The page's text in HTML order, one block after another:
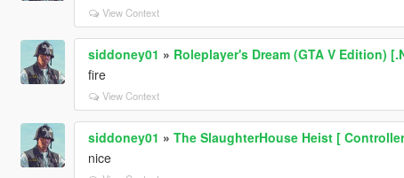
View Context
siddoney01 » Roleplayer's Dream (GTA V Edition)
fire
View Context
siddoney01 » The SlaughterHouse Heist [
nice